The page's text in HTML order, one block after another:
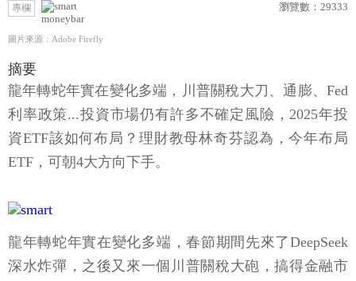
專欄
moneybar
瀏覽數： 29333
圖片來源：Adobe Firefly
摘要
龍年轉蛇年實在變化多端，川普關稅大刀、通膨、Fed
利率政策...投資市場仍有許多不確定風險，2025年投
資ETF該如何布局？理財教母林奇芬認為，今年布局
ETF，可朝4大方向下手。
龍年轉蛇年實在變化多端，春節期間先來了DeepSeek
深水炸彈，之後又來一個川普關稅大砲，搞得金融市